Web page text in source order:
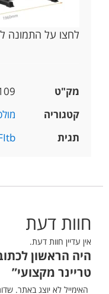
לחצו על התמונה
מק"ט
קטגוריה
תגית
חוות דעת
אין עדיין חוות דעת.
היה הראשון
טריינר מקצועי”
האימייל לא יוצג באתר.